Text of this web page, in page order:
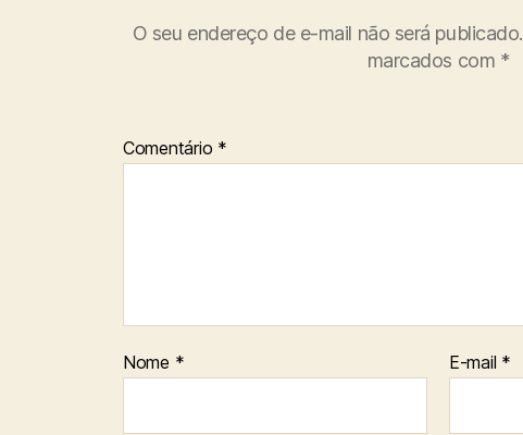
O seu endereço de e-mail não será publicado.
marcados com *
Comentário *
Nome * E-mail *